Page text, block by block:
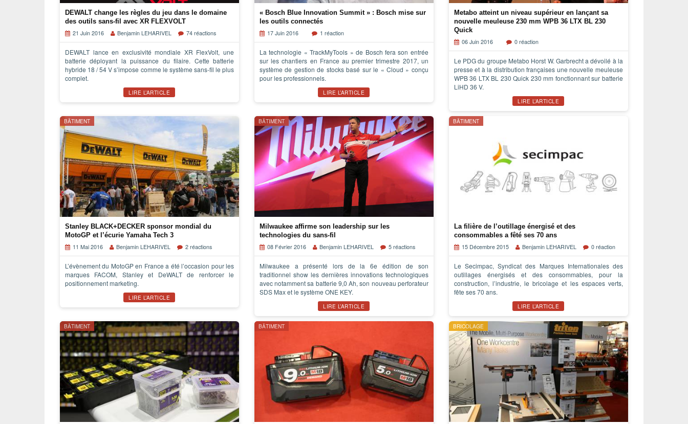
DEWALT change les règles du jeu dans le domaine
des outils sans-fil avec XR FLEXVOLT
21 Juin 2016
Benjamin LEHARIVEL 74 réactions
DEWALT lance en exclusivité mondiale XR FlexVolt, une
batterie déployant la puissance du filaire. Cette batterie
hybride 18 / 54 V s’impose comme le système sans-fil le plus
complet.
LIRE L’ARTICLE
« Bosch Blue Innovation Summit » : Bosch mise sur
les outils connectés
17 Juin 2016
1 réaction
La technologie « TrackMyTools » de Bosch fera son entrée
sur les chantiers en France au premier trimestre 2017, un
système de gestion de stocks basé sur le « Cloud » conçu
pour les professionnels.
LIRE L’ARTICLE
Metabo atteint un niveau supérieur en lançant sa
nouvelle meuleuse 230 mm WPB 36 LTX BL 230
Quick
06 Juin 2016
0 réaction
Le PDG du groupe Metabo Horst W. Garbrecht a dévoilé à la
presse et à la distribution françaises une nouvelle meuleuse
WPB 36 LTX BL 230 Quick 230 mm fonctionnant sur batterie
LiHD 36 V.
LIRE L’ARTICLE
BÂTIMENT
Stanley BLACK+DECKER sponsor mondial du
MotoGP et l’écurie Yamaha Tech 3
11 Mai 2016
Benjamin LEHARIVEL 2 réactions
L’évènement du MotoGP en France a été l’occasion pour les
marques FACOM, Stanley et DeWALT de renforcer le
positionnement marketing.
LIRE L’ARTICLE
BÂTIMENT
Milwaukee affirme son leadership sur les
technologies du sans-fil
08 Février 2016
Benjamin LEHARIVEL 5 réactions
Milwaukee a présenté lors de la 6e édition de son
traditionnel show les dernières innovations technologiques
avec notamment sa batterie 9,0 Ah, son nouveau perforateur
SDS Max et le système ONE KEY.
LIRE L’ARTICLE
BÂTIMENT
La filière de l’outillage énergisé et des
consommables a fêté ses 70 ans
15 Décembre 2015
Benjamin LEHARIVEL 0 réaction
Le Secimpac, Syndicat des Marques Internationales des
outillages énergisés et des consommables, pour la
construction, l’industrie, le bricolage et les espaces verts,
fête ses 70 ans.
LIRE L’ARTICLE
BÂTIMENT BÂTIMENT BRICOLAGE